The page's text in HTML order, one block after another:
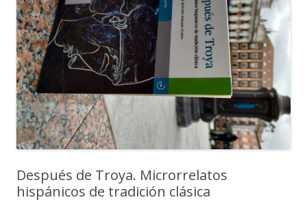
Después de Troya. Microrrelatos
hispánicos de tradición clásica